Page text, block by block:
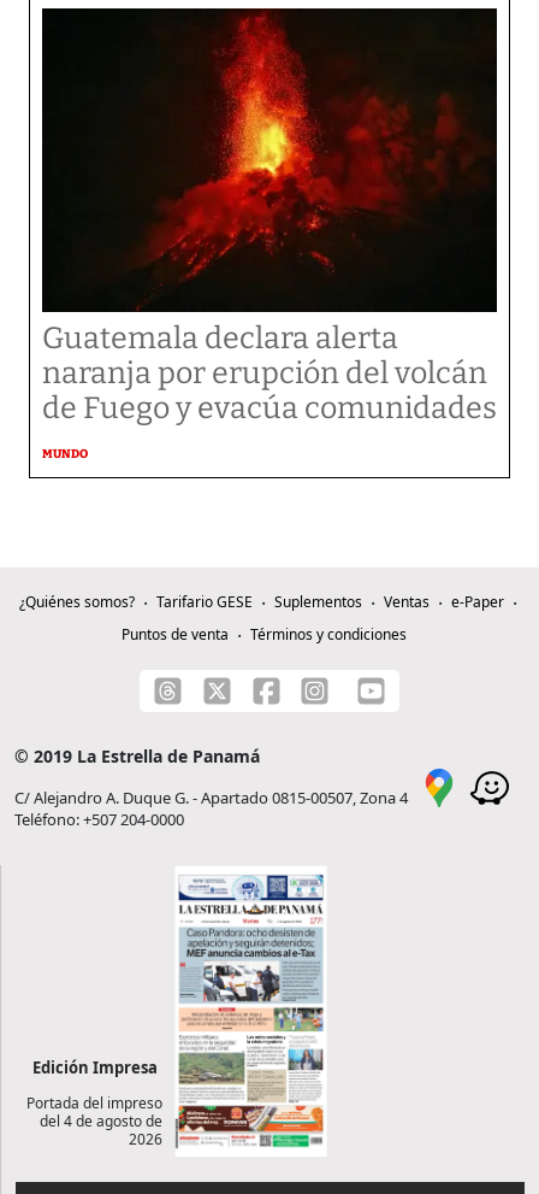
Guatemala declara alerta
naranja por erupción del volcán
de Fuego y evacúa comunidades
MUNDO
¿Quiénes somos? Tarifario GESE Suplementos Ventas
e-Paper
Puntos de venta
Términos y condiciones
© 2019 La Estrella de Panamá
C/ Alejandro A. Duque G. - Apartado 0815-00507, Zona 4
Teléfono: +507 204-0000
Edición Impresa
Portada del impreso
del 4 de agosto de
2026